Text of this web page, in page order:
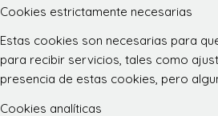
Cookies estrictamente necesarias
Estas cookies son necesarias para
para recibir servicios, tales como
presencia de estas cookies, pero
Cookies analíticas